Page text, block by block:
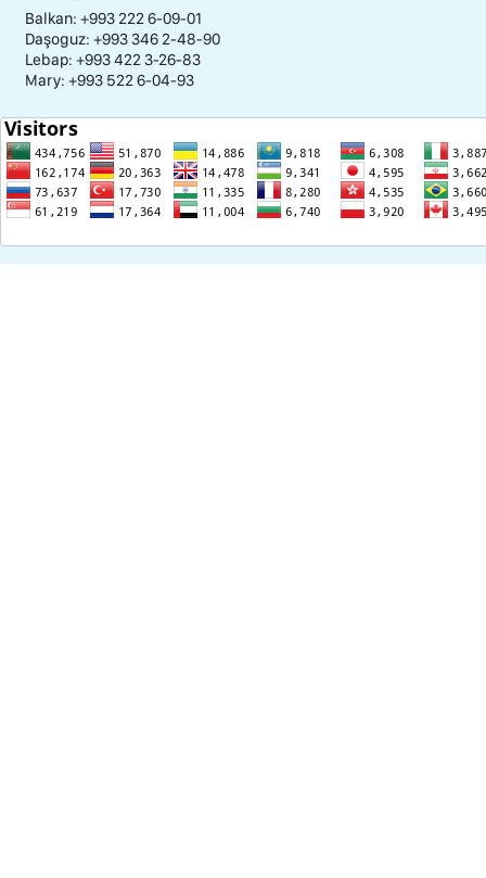
Balkan: +993 222 6-09-01
Daşoguz: +993 346 2-48-90
Lebap: +993 422 3-26-83
Mary: +993 522 6-04-93